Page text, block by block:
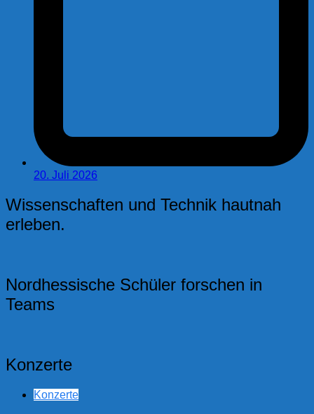
20. Juli 2026
Wissenschaften und Technik hautnah
erleben.
Nordhessische Schüler forschen in
Teams
Konzerte
Konzerte